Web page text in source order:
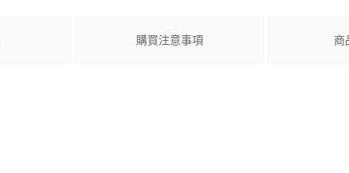
購買注意事項 商